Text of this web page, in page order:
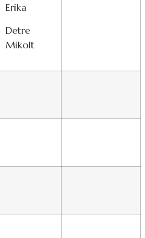
Erika
Detre
Mikolt